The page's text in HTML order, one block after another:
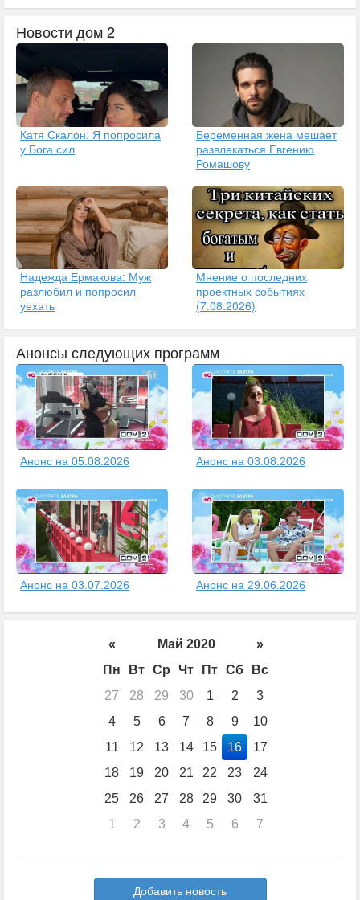
Новости дом 2
Катя Скалон: Я попросила
у Бога сил
Беременная жена мешает
развлекаться Евгению
Ромашову
Надежда Ермакова: Муж
разлюбил и попросил
уехать
Мнение о последних
проектных событиях
(7.08.2026)
Анонсы следующих программ
Анонс на 05.08.2026 Анонс на 03.08.2026
Анонс на 03.07.2026 Анонс на 29.06.2026
« Май 2020
»
Пн
Вт Ср Чт Пт Сб
Вс
27
28 29 30 1 2
3
4
5 6 7 8 9
10
11
12 13 14 15 16
17
18
19 20 21 22 23
24
25
26 27 28 29 30
31
1
2 3 4 5 6 7
Добавить новость